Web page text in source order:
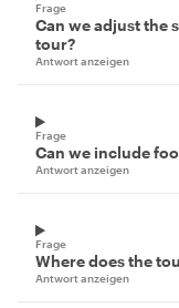
Frage
Can we adjust the
tour?
Antwort anzeigen
Frage
Can we include
Antwort anzeigen
Frage
Where does the
Antwort anzeigen